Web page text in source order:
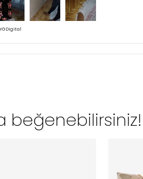
beğenebilirsiniz!